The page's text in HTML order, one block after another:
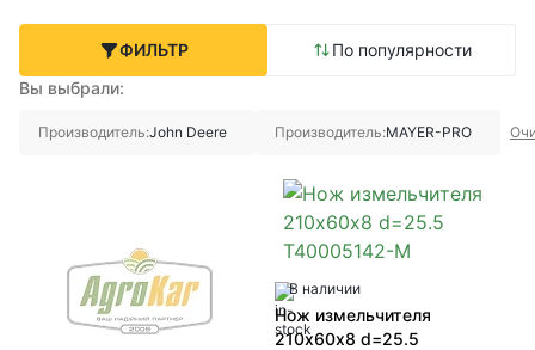
ФИЛЬТР
По популярности
Вы выбрали:
Производитель:John Deere Производитель:MAYER-PRO
В наличии
Нож измельчителя
210х60х8 d=25.5